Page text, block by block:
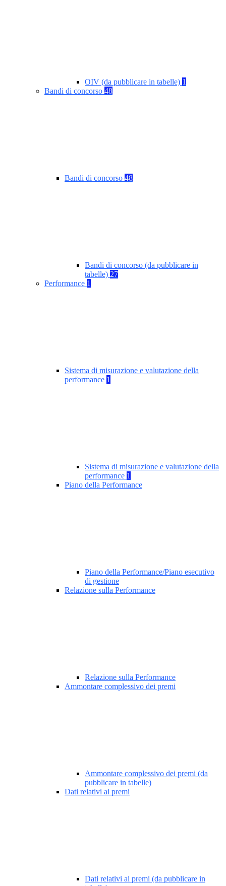
OIV (da pubblicare in tabelle) 1
Bandi di concorso 48
Bandi di concorso 48
Bandi di concorso (da pubblicare in
tabelle) 27
Performance 1
Sistema di misurazione e valutazione della
performance 1
Sistema di misurazione e valutazione della
performance 1
Piano della Performance
Piano della Performance/Piano esecutivo
di gestione
Relazione sulla Performance
Relazione sulla Performance
Ammontare complessivo dei premi
Ammontare complessivo dei premi (da
pubblicare in tabelle)
Dati relativi ai premi
Dati relativi ai premi (da pubblicare in